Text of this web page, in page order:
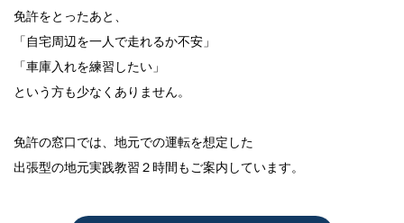
免許をとったあと、
「自宅周辺を一人で走れるか不安」
「車庫入れを練習したい」
という方も少なくありません。
免許の窓口では、地元での運転を想定した
出張型の地元実践教習２時間 もご案内しています。